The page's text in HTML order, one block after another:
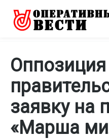
заявку на
«Марша